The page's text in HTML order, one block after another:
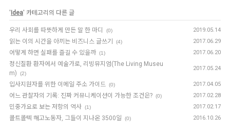
'Idea' 카테고리의 다른 글
우리 사회를 따뜻하게 만든 말 한 마디 (0) 2019.05.14
읽는 이의 시간을 아끼는 비즈니스 글쓰기 (4) 2017.06.29
어떻게 하면 실패를 즐길 수 있을까 (1) 2017.06.20
정신질환 환자에서 예술가로, 리빙뮤지엄(The Living Museu
m)
(2)
2017.05.24
입사지원자를 위한 이메일 주소 가이드 (0) 2017.04.05
어느 관찰자의 기록: 진짜 커뮤니케이션이 가능한 조건은? (0) 2017.02.28
민중가요로 보는 저항의 역사 (1) 2017.02.17
콜트콜텍 해고노동자, 그들이 지나온 3500일 (0) 2016.10.26